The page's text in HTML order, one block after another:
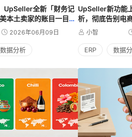
UpSeller全新「财务记
本土卖家的账目一目了
2026年06月09日
数据分析
UpSeller新功能
析，彻底告别电
小智
ERP 数据